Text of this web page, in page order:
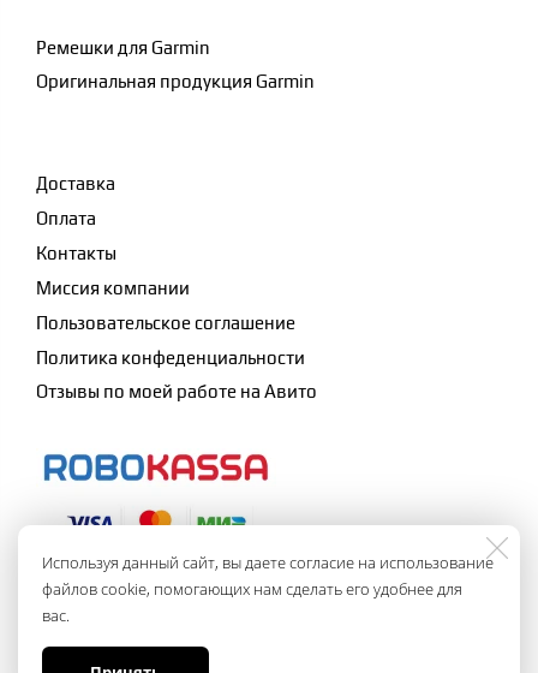
Используя данный сайт, вы даете согласие на использование
файлов cookie, помогающих нам сделать его удобнее для
вас.
Ремешки для Garmin
Оригинальная продукция Garmin
Доставка
Оплата
Контакты
Миссия компании
Пользовательское соглашение
Политика конфеденциальности
Отзывы по моей работе на Авито